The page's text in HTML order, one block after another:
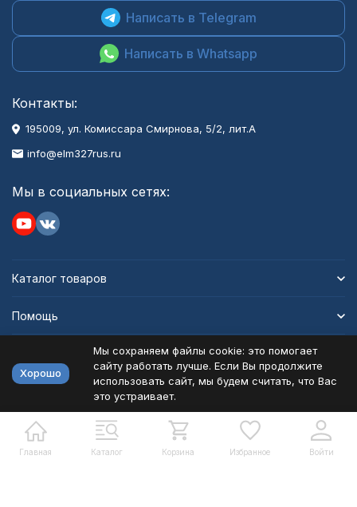
Главная Каталог Корзина Избранное Войти
Написать в Telegram
Написать в Whatsapp
Контакты:
195009, ул. Комиссара Смирнова, 5/2, лит.А
info@elm327rus.ru
Мы в социальных сетях:
Каталог товаров
Помощь
Политика персональных данных
Разработано в bodysite.ru
Хорошо
Мы сохраняем файлы cookie: это помогает
сайту работать лучше. Если Вы продолжите
использовать сайт, мы будем считать, что Вас
это устраивает.